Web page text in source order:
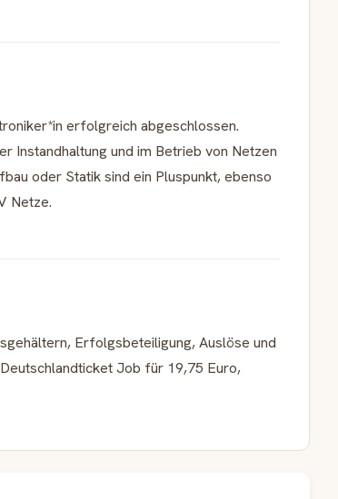
erfolgreich abgeschlossen.
Instandhaltung und im Betrieb von Netzen
oder Statik sind ein Pluspunkt, ebenso
Netze.
Erfolgsbeteiligung, Auslöse und
Job für 19,75 Euro,